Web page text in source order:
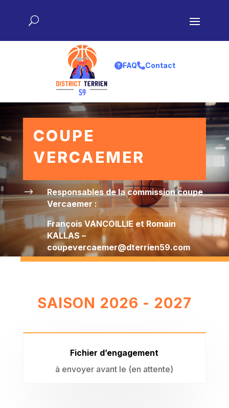
FAQ Contact
COUPE
VERCAEMER
$
Responsables de la commission coupe
Vercaemer :
François VANCOILLIE et Romain
KALLAS –
coupevercaemer@dterrien59.com
SAISON 2026 - 2027
Fichier d’engagement
à envoyer avant le (en attente)